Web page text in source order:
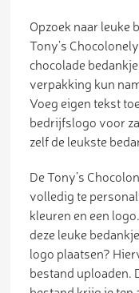
Opzoek naar leuke
Tony’s
chocolade
verpakking kun
Voeg eigen tekst
bedrijfslogo voor
zelf de leukste
De Tony’s
volledig te
kleuren en een
deze leuke
logo plaatsen?
bestand uploaden.